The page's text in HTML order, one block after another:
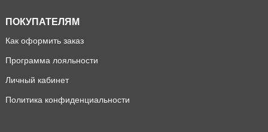
ПОКУПАТЕЛЯМ
Как оформить заказ
Программа лояльности
Личный кабинет
Политика конфиденциальности